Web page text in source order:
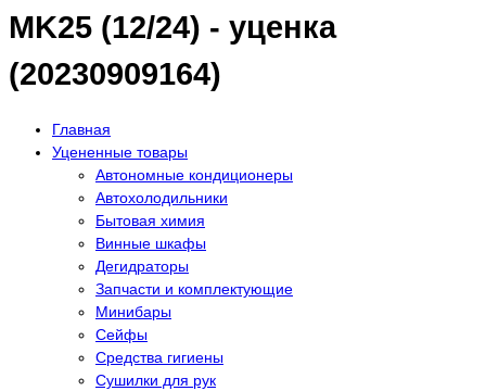
MK25 (12/24) - уценка
(20230909164)
Главная
Уцененные товары
Автономные кондиционеры
Автохолодильники
Бытовая химия
Винные шкафы
Дегидраторы
Запчасти и комплектующие
Минибары
Сейфы
Средства гигиены
Сушилки для рук